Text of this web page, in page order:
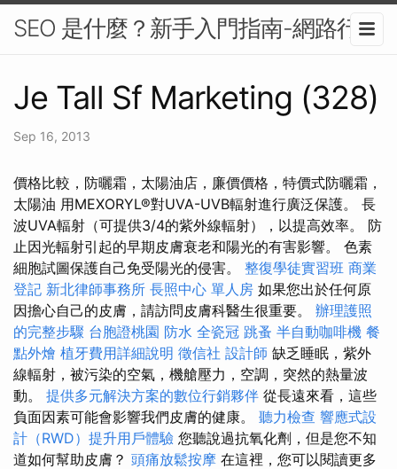
SEO 是什麼？新手入門指南-網路行銷
Je Tall Sf Marketing (328)
Sep 16, 2013
價格比較，防曬霜，太陽油店，廉價價格，特價式防曬霜，
太陽油 用MEXORYL®對UVA-UVB輻射進行廣泛保護。 長
波UVA輻射（可提供3/4的紫外線輻射），以提高效率。 防
止因光輻射引起的早期皮膚衰老和陽光的有害影響。 色素
細胞試圖保護自己免受陽光的侵害。 整復學徒實習班 商業
登記 新北律師事務所 長照中心 單人房 如果您出於任何原
因擔心自己的皮膚，請訪問皮膚科醫生很重要。 辦理護照
的完整步驟 台胞證桃園 防水 全瓷冠 跳蚤 半自動咖啡機 餐
點外燴 植牙費用詳細說明 徵信社 設計師 缺乏睡眠，紫外
線輻射，被污染的空氣，機艙壓力，空調，突然的熱量波
動。 提供多元解決方案的數位行銷夥伴 從長遠來看，這些
負面因素可能會影響我們皮膚的健康。 聽力檢查 響應式設
計（RWD）提升用戶體驗 您聽說過抗氧化劑，但是您不知
道如何幫助皮膚？ 頭痛放鬆按摩 在這裡，您可以閱讀更多